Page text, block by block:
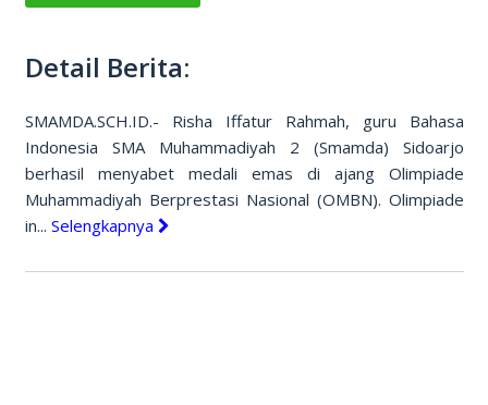
Detail Berita:
SMAMDA.SCH.ID.- Risha Iffatur Rahmah, guru Bahasa
Indonesia SMA Muhammadiyah 2 (Smamda) Sidoarjo
berhasil menyabet medali emas di ajang Olimpiade
Muhammadiyah Berprestasi Nasional (OMBN). Olimpiade
in... Selengkapnya